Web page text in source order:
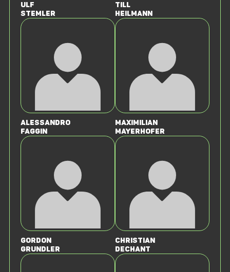
Ulf
Stemler
Till
Heilmann
Alessandro
Faggin
Maximilian
Mayerhofer
Gordon
Grundler
Christian
Dechant